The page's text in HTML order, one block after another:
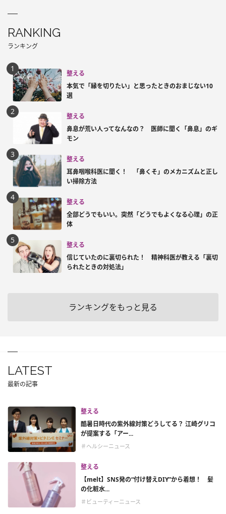
RANKING
ランキング
整える
本気で「縁を切りたい」と思ったときのおまじない10
選
整える
鼻息が荒い人ってなんなの？ 医師に聞く「鼻息」のギ
モン
整える
耳鼻咽喉科医に聞く！ 「鼻くそ」のメカニズムと正し
い掃除方法
整える
全部どうでもいい。突然「どうでもよくなる心理」の正
体
整える
信じていたのに裏切られた！ 精神科医が教える「裏切
られたときの対処法」
ランキングをもっと見る
LATEST
最新の記事
整える
酷暑日時代の紫外線対策どうしてる？ 江崎グリコ
が提案する「アー...
＃ヘルシーニュース
整える
【melt】SNS発の“付け替えDIY”から着想！ 髪
の化粧水...
＃ビューティーニュース